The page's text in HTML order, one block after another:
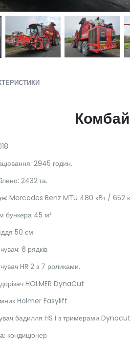
2945 годин.
2432 га.
: Mercedes Benz MTU 480 кВт / 652
бункера 45 м³
50 см
6 рядків
HR 2 з 7 роликами.
HOLMER DynaCut
Holmer Easylift.
бадилля HS I з тримерами
: кондиціонер